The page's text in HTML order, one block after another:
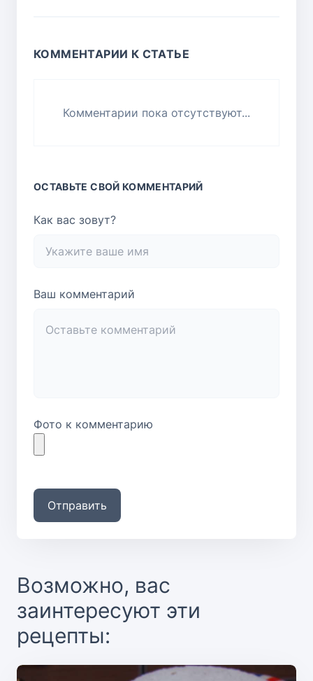
КОММЕНТАРИИ К СТАТЬЕ
Комментарии пока отсутствуют...
ОСТАВЬТЕ СВОЙ КОММЕНТАРИЙ
Как вас зовут?
Ваш комментарий
Фото к комментарию
Отправить
Возможно, вас
заинтересуют эти
рецепты: